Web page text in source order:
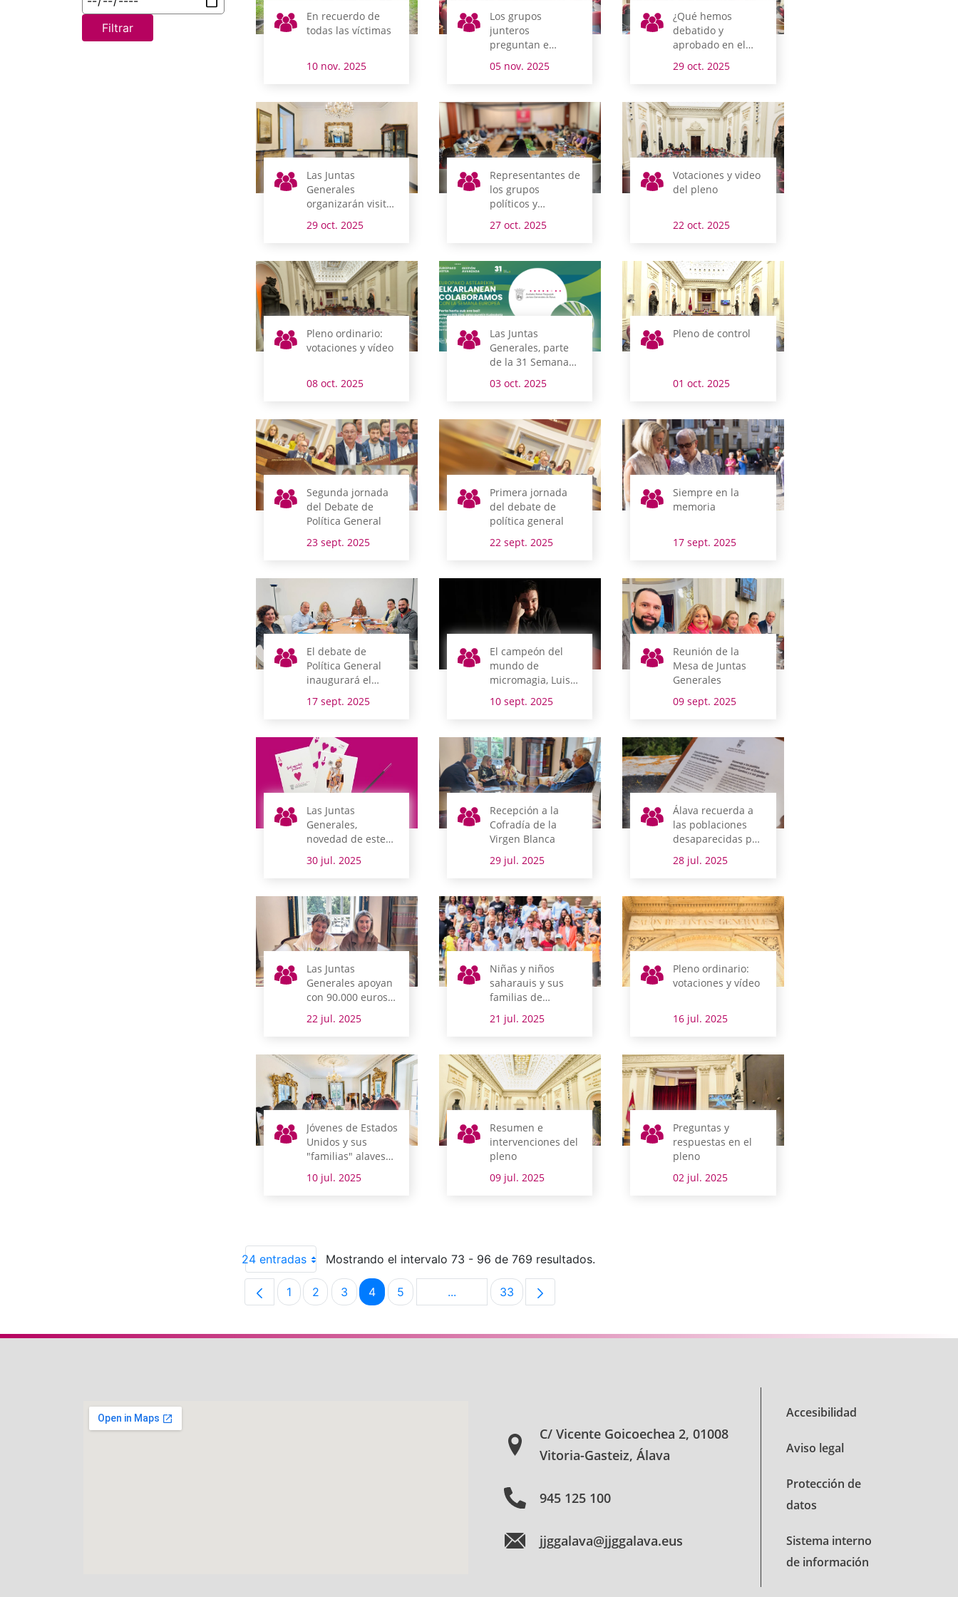
Filtrar
En recuerdo de
todas las víctimas
10 nov. 2025
Los grupos
junteros
preguntan e
Gobierno foral
05 nov. 2025
¿Qué hemos
debatido y
aprobado en el
29 oct. 2025
Las Juntas
Generales
organizarán visitas
ciudadanía
año
29 oct. 2025
Representantes de
los grupos
políticos y
Generales se
comunicación
institucional y
política inclusiva
27 oct. 2025
Votaciones y video
del pleno
22 oct. 2025
Pleno ordinario:
votaciones y vídeo
08 oct. 2025
Las Juntas
Generales, parte
de la 31 Semana
Gestión Avanzada
03 oct. 2025
Pleno de control
01 oct. 2025
Segunda jornada
del Debate de
Política General
23 sept. 2025
Primera jornada
del debate de
política general
22 sept. 2025
Siempre en la
memoria
17 sept. 2025
El debate de
Política General
inaugurará el
sesiones la
17 sept. 2025
El campeón del
mundo de
micromagia, Luis
de Magialdia en
Juntas Generales
10 sept. 2025
Reunión de la
Mesa de Juntas
Generales
09 sept. 2025
Las Juntas
Generales,
novedad de este
con sesiones de
30 jul. 2025
Recepción a la
Cofradía de la
Virgen Blanca
29 jul. 2025
Álava recuerda a
las poblaciones
desaparecidas por
habitantes
28 jul. 2025
Las Juntas
Generales apoyan
con 90.000 euros
un proyecto para
crear un espacio
para mujeres en
Guatemala
22 jul. 2025
Niñas y niños
saharauis y sus
familias de
acogida, recibidos
en el salón de
21 jul. 2025
Pleno ordinario:
votaciones y vídeo
16 jul. 2025
Jóvenes de Estados
Unidos y sus
"familias" alavesas
visitan las Juntas
Generales
10 jul. 2025
Resumen e
intervenciones del
pleno
09 jul. 2025
Preguntas y
respuestas en el
pleno
02 jul. 2025
24 entradas Mostrando el intervalo 73 - 96 de 769 resultados.
Página
1 Página
2 Página
3 Página
4 Página
5 ...Páginas intermedias Use TAB para desplazarse.
Página
33
C/ Vicente Goicoechea 2, 01008
Vitoria-Gasteiz, Álava
945 125 100
jjggalava@jjggalava.eus
Accesibilidad
Aviso legal
Protección de
datos
Sistema interno
de información